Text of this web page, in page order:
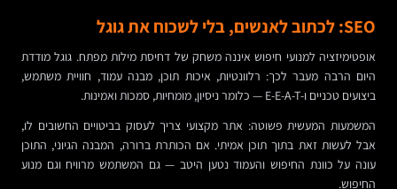
SEO: לכתוב לאנשים, בלי לשכוח את גוגל
אופטימיזציה למנועי חיפוש איננה משחק של דחיסת מילות מפתח. גוגל מודדת
היום הרבה מעבר לכך: רלוונטיות, איכות תוכן, מבנה עמוד, חוויית משתמש,
ביצועים טכניים ו-E-E-A-T — כלומר ניסיון, מומחיות, סמכות ואמינות.
המשמעות המעשית פשוטה: אתר מקצועי צריך לעסוק בביטויים החשובים לו,
אבל לעשות זאת בתוך תוכן אמיתי. אם הכותרת ברורה, המבנה הגיוני, התוכן
עונה על כוונת החיפוש והעמוד נטען היטב — גם המשתמש מרוויח וגם מנוע
החיפוש.